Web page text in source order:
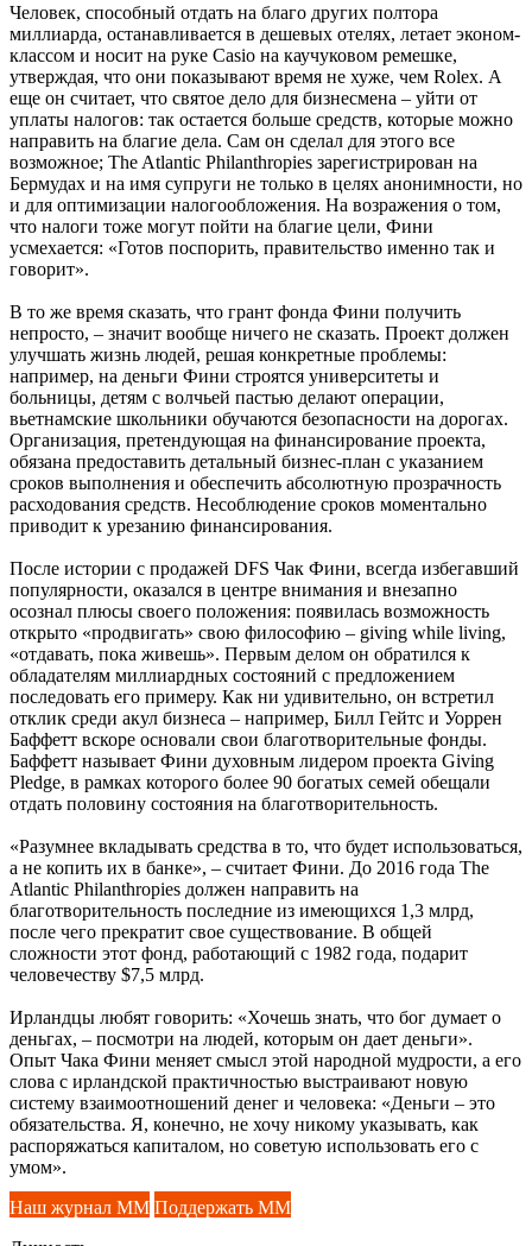
Человек, способный отдать на благо других полтора
миллиарда, останавливается в дешевых отелях, летает эконом-
классом и носит на руке Casio на каучуковом ремешке,
утверждая, что они показывают время не хуже, чем Rolex. А
еще он считает, что святое дело для бизнесмена – уйти от
уплаты налогов: так остается больше средств, которые можно
направить на благие дела. Сам он сделал для этого все
возможное; The Atlantic Philanthropies зарегистрирован на
Бермудах и на имя супруги не только в целях анонимности, но
и для оптимизации налогообложения. На возражения о том,
что налоги тоже могут пойти на благие цели, Фини
усмехается: «Готов поспорить, правительство именно так и
говорит».
В то же время сказать, что грант фонда Фини получить
непросто, – значит вообще ничего не сказать. Проект должен
улучшать жизнь людей, решая конкретные проблемы:
например, на деньги Фини строятся университеты и
больницы, детям с волчьей пастью делают операции,
вьетнамские школьники обучаются безопасности на дорогах.
Организация, претендующая на финансирование проекта,
обязана предоставить детальный бизнес-план с указанием
сроков выполнения и обеспечить абсолютную прозрачность
расходования средств. Несоблюдение сроков моментально
приводит к урезанию финансирования.
После истории с продажей DFS Чак Фини, всегда избегавший
популярности, оказался в центре внимания и внезапно
осознал плюсы своего положения: появилась возможность
открыто «продвигать» свою философию – giving while living,
«отдавать, пока живешь». Первым делом он обратился к
обладателям миллиардных состояний с предложением
последовать его примеру. Как ни удивительно, он встретил
отклик среди акул бизнеса – например, Билл Гейтс и Уоррен
Баффетт вскоре основали свои благотворительные фонды.
Баффетт называет Фини духовным лидером проекта Giving
Pledge, в рамках которого более 90 богатых семей обещали
отдать половину состояния на благотворительность.
«Разумнее вкладывать средства в то, что будет использоваться,
а не копить их в банке», – считает Фини. До 2016 года The
Atlantic Philanthropies должен направить на
благотворительность последние из имеющихся 1,3 млрд,
после чего прекратит свое существование. В общей
сложности этот фонд, работающий с 1982 года, подарит
человечеству $7,5 млрд.
Ирландцы любят говорить: «Хочешь знать, что бог думает о
деньгах, – посмотри на людей, которым он дает деньги».
Опыт Чака Фини меняет смысл этой народной мудрости, а его
слова с ирландской практичностью выстраивают новую
систему взаимоотношений денег и человека: «Деньги – это
обязательства. Я, конечно, не хочу никому указывать, как
распоряжаться капиталом, но советую использовать его с
умом».
Наш журнал ММ Поддержать ММ